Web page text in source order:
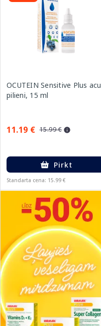
OCUTEIN Sensitive Plus acu
pilieni, 15 ml
11.19 € 15.99 €
Pirkt
Standarta cena: 15.99 €